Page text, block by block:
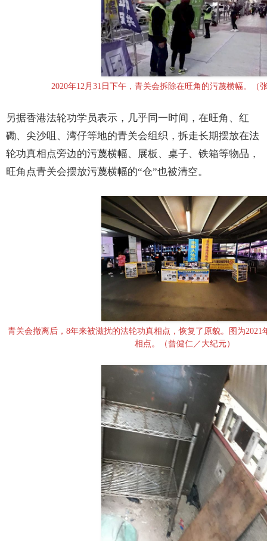
2020年12月31日下午，青关会拆除在旺角的污蔑横幅。（
另据香港法轮功学员表示，几乎同一时间，在旺角、红
磡、尖沙咀、湾仔等地的青关会组织，拆走长期摆放在法
轮功真相点旁边的污蔑横幅、展板、桌子、铁箱等物品，
旺角点青关会摆放污蔑横幅的“仓”也被清空。
青关会撤离后，8年来被滋扰的法轮功真相点，恢复了原貌。图为2021
相点。（曾健仁／大纪元）